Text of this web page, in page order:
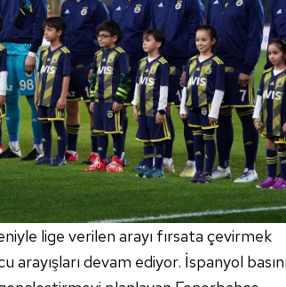
lige verilen arayı fırsata çevirmek
devam ediyor. İspanyol